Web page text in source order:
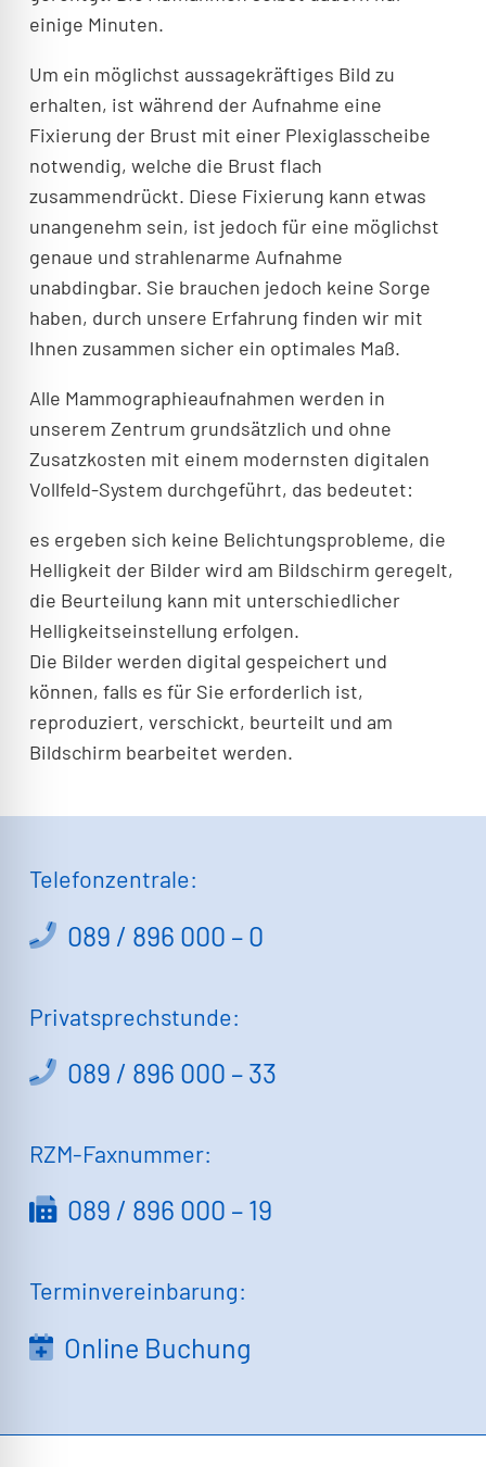
einige Minuten.
Um ein möglichst aussagekräftiges Bild zu
erhalten, ist während der Aufnahme eine
Fixierung der Brust mit einer Plexiglasscheibe
notwendig, welche die Brust flach
zusammendrückt. Diese Fixierung kann etwas
unangenehm sein, ist jedoch für eine möglichst
genaue und strahlenarme Aufnahme
unabdingbar. Sie brauchen jedoch keine Sorge
haben, durch unsere Erfahrung finden wir mit
Ihnen zusammen sicher ein optimales Maß.
Alle Mammographieaufnahmen werden in
unserem Zentrum grundsätzlich und ohne
Zusatzkosten mit einem modernsten digitalen
Vollfeld-System durchgeführt, das bedeutet:
es ergeben sich keine Belichtungsprobleme, die
Helligkeit der Bilder wird am Bildschirm geregelt,
die Beurteilung kann mit unterschiedlicher
Helligkeitseinstellung erfolgen.
Die Bilder werden digital gespeichert und
können, falls es für Sie erforderlich ist,
reproduziert, verschickt, beurteilt und am
Bildschirm bearbeitet werden.
Telefonzentrale:
089 / 896 000 – 0
Privatsprechstunde:
089 / 896 000 – 33
RZM-Faxnummer:
089 / 896 000 – 19
Terminvereinbarung:
Online Buchung